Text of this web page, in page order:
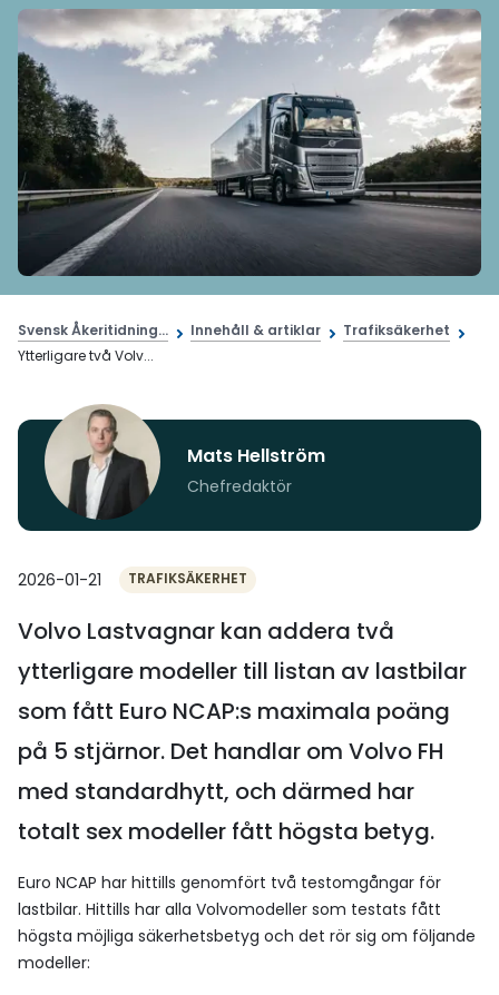
Svensk Åkeritidning... Innehåll & artiklar
Trafiksäkerhet
Ytterligare två Volv...
Mats Hellström
Chefredaktör
2026-01-21 TRAFIKSÄKERHET
Volvo Lastvagnar kan addera två
ytterligare modeller till listan av lastbilar
som fått Euro NCAP:s maximala poäng
på 5 stjärnor. Det handlar om Volvo FH
med standardhytt, och därmed har
totalt sex modeller fått högsta betyg.
Euro NCAP har hittills genomfört två testomgångar för
lastbilar. Hittills har alla Volvomodeller som testats fått
högsta möjliga säkerhetsbetyg och det rör sig om följande
modeller: